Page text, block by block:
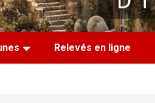
Relevés en ligne